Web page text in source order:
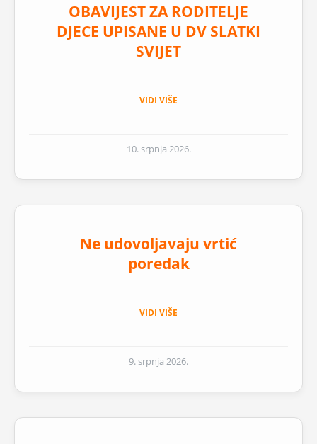
OBAVIJEST ZA RODITELJE
DJECE UPISANE U DV SLATKI
SVIJET
VIDI VIŠE
10. srpnja 2026.
Ne udovoljavaju vrtić
poredak
VIDI VIŠE
9. srpnja 2026.